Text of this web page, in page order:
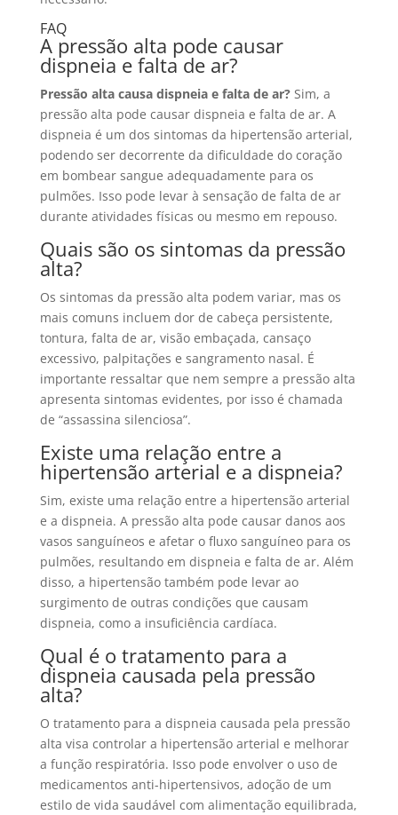
FAQ
A pressão alta pode causar
dispneia e falta de ar?
Pressão alta causa dispneia e falta de ar? Sim, a
pressão alta pode causar dispneia e falta de ar. A
dispneia é um dos sintomas da hipertensão arterial,
podendo ser decorrente da dificuldade do coração
em bombear sangue adequadamente para os
pulmões. Isso pode levar à sensação de falta de ar
durante atividades físicas ou mesmo em repouso.
Quais são os sintomas da pressão
alta?
Os sintomas da pressão alta podem variar, mas os
mais comuns incluem dor de cabeça persistente,
tontura, falta de ar, visão embaçada, cansaço
excessivo, palpitações e sangramento nasal. É
importante ressaltar que nem sempre a pressão alta
apresenta sintomas evidentes, por isso é chamada
de “assassina silenciosa”.
Existe uma relação entre a
hipertensão arterial e a dispneia?
Sim, existe uma relação entre a hipertensão arterial
e a dispneia. A pressão alta pode causar danos aos
vasos sanguíneos e afetar o fluxo sanguíneo para os
pulmões, resultando em dispneia e falta de ar. Além
disso, a hipertensão também pode levar ao
surgimento de outras condições que causam
dispneia, como a insuficiência cardíaca.
Qual é o tratamento para a
dispneia causada pela pressão
alta?
O tratamento para a dispneia causada pela pressão
alta visa controlar a hipertensão arterial e melhorar
a função respiratória. Isso pode envolver o uso de
medicamentos anti-hipertensivos, adoção de um
estilo de vida saudável com alimentação equilibrada,